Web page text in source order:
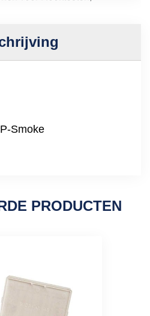
Smoke
PRODUCTEN